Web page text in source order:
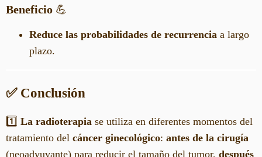
Beneficio 💪
Reduce las probabilidades de recurrencia a largo
plazo.
✅ Conclusión
1️⃣ La radioterapia se utiliza en diferentes momentos del
tratamiento del cáncer ginecológico: antes de la cirugía
(neoadyuvante) para reducir el tamaño del tumor, después